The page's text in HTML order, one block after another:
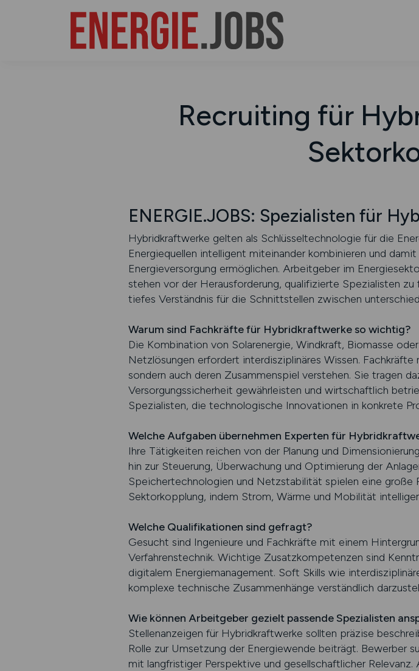
Recruiting für
ENERGIE.JOBS: Spezialisten für
Hybridkraftwerke gelten als Schlüsseltechnologie für die
Energiequellen intelligent miteinander kombinieren und
Energieversorgung ermöglichen. Arbeitgeber im
stehen vor der Herausforderung, qualifizierte Spezialisten
tiefes Verständnis für die Schnittstellen zwischen
Warum sind Fachkräfte für Hybridkraftwerke so wichtig?
Die Kombination von Solarenergie, Windkraft, Biomasse
Netzlösungen erfordert interdisziplinäres Wissen.
sondern auch deren Zusammenspiel verstehen. Sie tragen
Versorgungssicherheit gewährleisten und wirtschaftlich
Spezialisten, die technologische Innovationen in konkrete
Welche Aufgaben übernehmen Experten für
Ihre Tätigkeiten reichen von der Planung und
hin zur Steuerung, Überwachung und Optimierung der
Speichertechnologien und Netzstabilität spielen eine große
Sektorkopplung, indem Strom, Wärme und Mobilität
Welche Qualifikationen sind gefragt?
Gesucht sind Ingenieure und Fachkräfte mit einem
Verfahrenstechnik. Wichtige Zusatzkompetenzen sind
digitalem Energiemanagement. Soft Skills wie
komplexe technische Zusammenhänge verständlich
Wie können Arbeitgeber gezielt passende Spezialisten
Stellenanzeigen für Hybridkraftwerke sollten präzise
Rolle zur Umsetzung der Energiewende beiträgt. Bewerber
mit langfristiger Perspektive und gesellschaftlicher